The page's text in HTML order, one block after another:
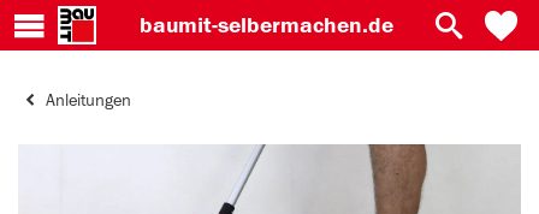
baumit-selbermachen.de
Anleitungen